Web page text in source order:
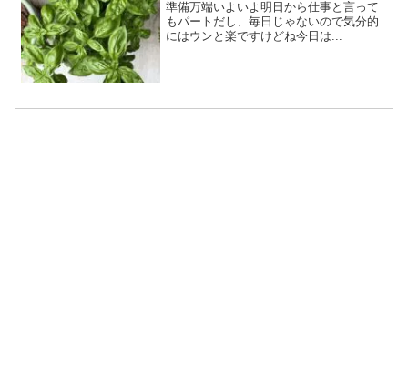
準備万端いよいよ明日から仕事と言って
もパートだし、毎日じゃないので気分的
にはウンと楽ですけどね今日は...